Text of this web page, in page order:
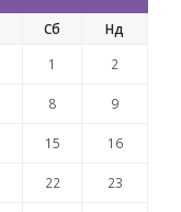
Сб
Нд
1
2
8 9
15 16
22 23